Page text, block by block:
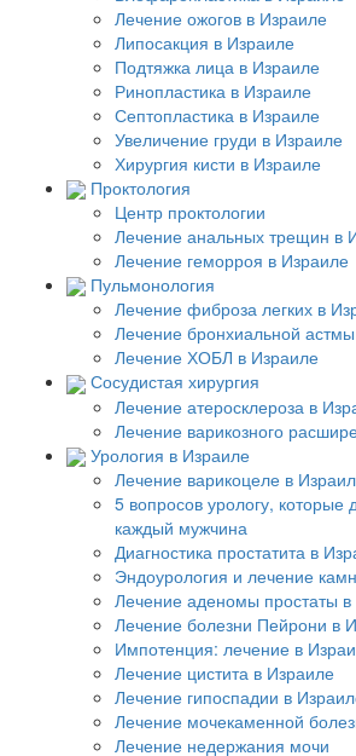
Лечение ожогов в Израиле
Липосакция в Израиле
Подтяжка лица в Израиле
Ринопластика в Израиле
Септопластика в Израиле
Увеличение груди в Израиле
Хирургия кисти в Израиле
Проктология
Центр проктологии
Лечение анальных трещин в
Лечение геморроя в Израиле
Пульмонология
Лечение фиброза легких в
Лечение бронхиальной
Лечение ХОБЛ в Израиле
Сосудистая хирургия
Лечение атеросклероза в
Лечение варикозного
Урология в Израиле
Лечение варикоцеле в
5 вопросов урологу, которые
каждый мужчина
Диагностика простатита в
Эндоурология и лечение
Лечение аденомы простаты
Лечение болезни Пейрони в
Импотенция: лечение в
Лечение цистита в Израиле
Лечение гипоспадии в
Лечение мочекаменной
Лечение недержания мочи